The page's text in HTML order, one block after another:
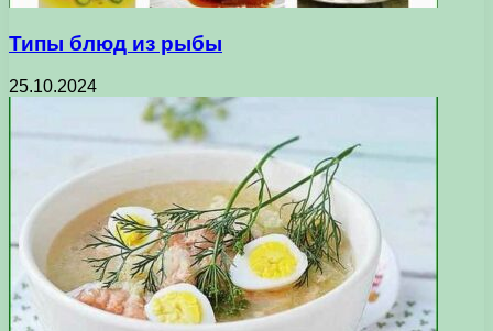
Типы блюд из рыбы
25.10.2024